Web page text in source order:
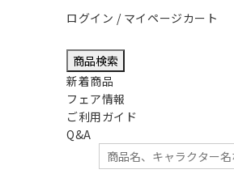
ログイン / マイページカート
商品検索
新着商品
フェア情報
ご利用ガイド
Q&A